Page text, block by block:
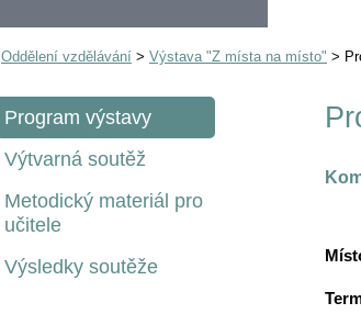
Oddělení vzdělávání > Výstava "Z místa na místo" >
Program výstavy
Výtvarná soutěž
Metodický materiál pro
učitele
Výsledky soutěže